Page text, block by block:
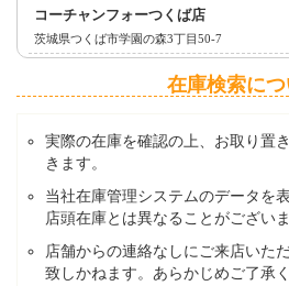
コーチャンフォーつくば店
茨城県つくば市学園の森3丁目50-7
在庫検索に
実際の在庫を確認の上、お取り置
きます。
当社在庫管理システムのデータを
店頭在庫とは異なることがございま
店舗からの連絡なしにご来店いた
致しかねます。あらかじめご了承く